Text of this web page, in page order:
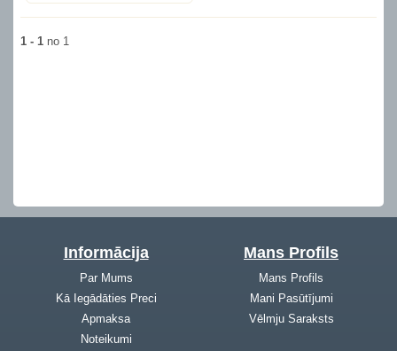
1 - 1 no 1
Informācija
Par Mums
Kā Iegādāties Preci
Apmaksa
Noteikumi
Mans Profils
Mans Profils
Mani Pasūtījumi
Vēlmju Saraksts